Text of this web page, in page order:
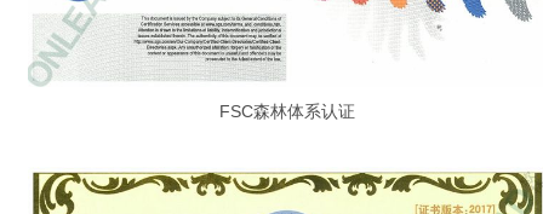
FSC森林体系认证